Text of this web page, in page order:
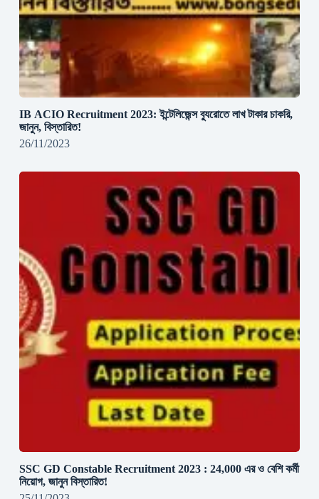
IB ACIO Recruitment 2023: ইন্টেলিজেন্স ব্যুরোতে লাখ টাকার চাকরি,
জানুন, বিস্তারিত!
26/11/2023
SSC GD Constable Recruitment 2023 : 24,000 এর ও বেশি কর্মী
নিয়োগ, জানুন বিস্তারিত!